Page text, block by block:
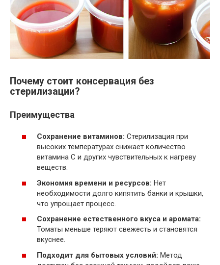
Почему стоит консервация без
стерилизации?
Преимущества
Сохранение витаминов: Стерилизация при
высоких температурах снижает количество
витамина C и других чувствительных к нагреву
веществ.
Экономия времени и ресурсов: Нет
необходимости долго кипятить банки и крышки,
что упрощает процесс.
Сохранение естественного вкуса и аромата:
Томаты меньше теряют свежесть и становятся
вкуснее.
Подходит для бытовых условий: Метод